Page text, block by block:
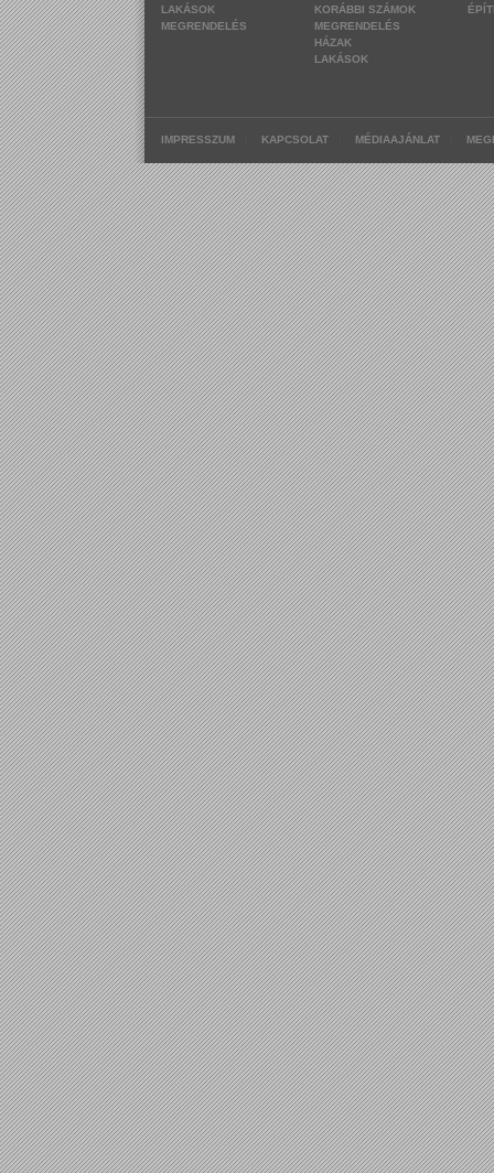
LAKÁSOK
MEGRENDELÉS
KORÁBBI SZÁMOK
MEGRENDELÉS
HÁZAK
LAKÁSOK
IMPRESSZUM KAPCSOLAT MÉDIAAJÁNLAT